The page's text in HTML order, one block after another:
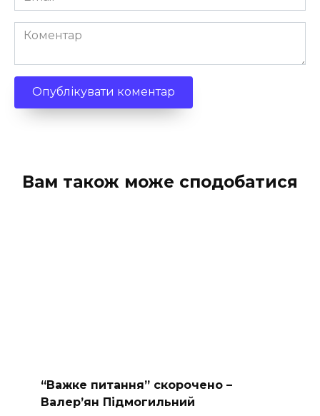
*
Коментар
Вам також може сподобатися
“Важке питання” скорочено –
Валер’ян Підмогильний